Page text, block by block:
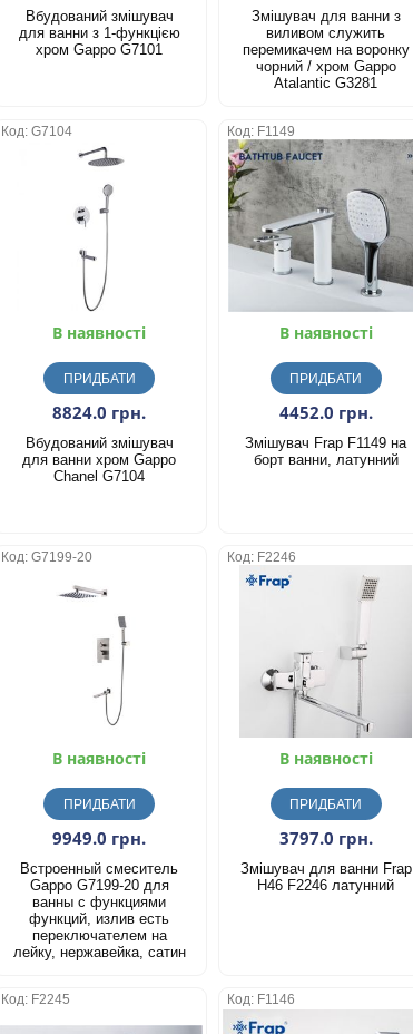
Вбудований змішувач
для ванни з 1-функцією
хром Gappo G7101
Змішувач для ванни з
виливом служить
перемикачем на воронку
чорний / хром Gappo
Atalantic G3281
Код: G7104
В наявності
ПРИДБАТИ
8824.0 грн.
Вбудований змішувач
для ванни хром Gappo
Chanel G7104
Код: F1149
В наявності
ПРИДБАТИ
4452.0 грн.
Змішувач Frap F1149 на
борт ванни, латунний
Код: G7199-20
В наявності
ПРИДБАТИ
9949.0 грн.
Встроенный смеситель
Gappo G7199-20 для
ванны с функциями
функций, излив есть
переключателем на
лейку, нержавейка, сатин
Код: F2246
В наявності
ПРИДБАТИ
3797.0 грн.
Змішувач для ванни Frap
H46 F2246 латунний
Код: F2245 Код: F1146